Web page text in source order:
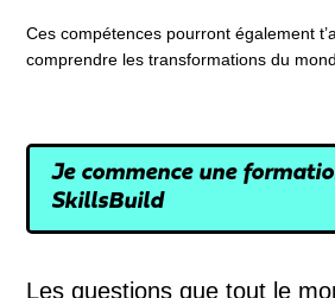
Ces compétences pourront également
comprendre les transformations du
Je commence une
SkillsBuild
Les questions que tout le